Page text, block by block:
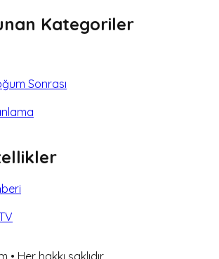
Kategoriler
Sonrası